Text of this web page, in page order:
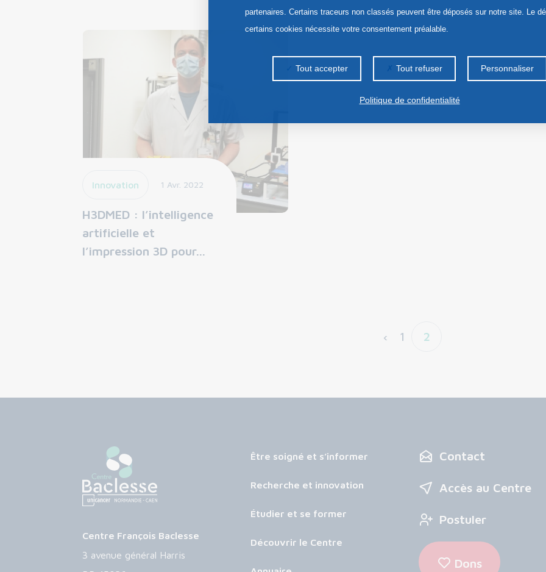
Innovation 1 Avr. 2022
H3DMED : l’intelligence
artificielle et
l’impression 3D pour…
‹ 1 2
Centre François Baclesse
3 avenue général Harris
Être soigné et s’informer
Recherche et innovation
Étudier et se former
Découvrir le Centre
Contact
Accès au Centre
Postuler
Dons
partenaires. Certains traceurs non classés peuvent être déposés sur notre site. Le
certains cookies nécessite votre consentement préalable.
Tout accepter Tout refuser Personnaliser
Politique de confidentialité